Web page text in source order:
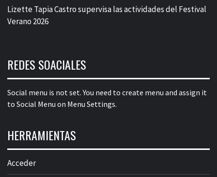
Lizette Tapia Castro supervisa las actividades del Festival
Verano 2026
REDES SOACIALES
Social menu is not set. You need to create menu and assign it
to Social Menu on Menu Settings.
HERRAMIENTAS
Acceder